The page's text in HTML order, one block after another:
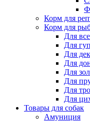
Корм для
Корм для
Для
Для
Для
Для
Для
Для
Для
Для
Товары для собак
Амуниция